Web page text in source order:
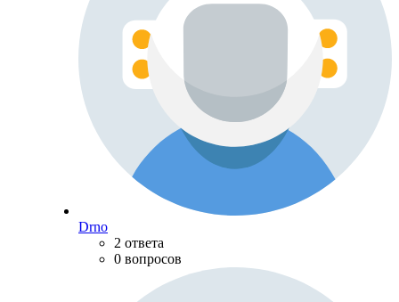
Drno
2 ответа
0 вопросов